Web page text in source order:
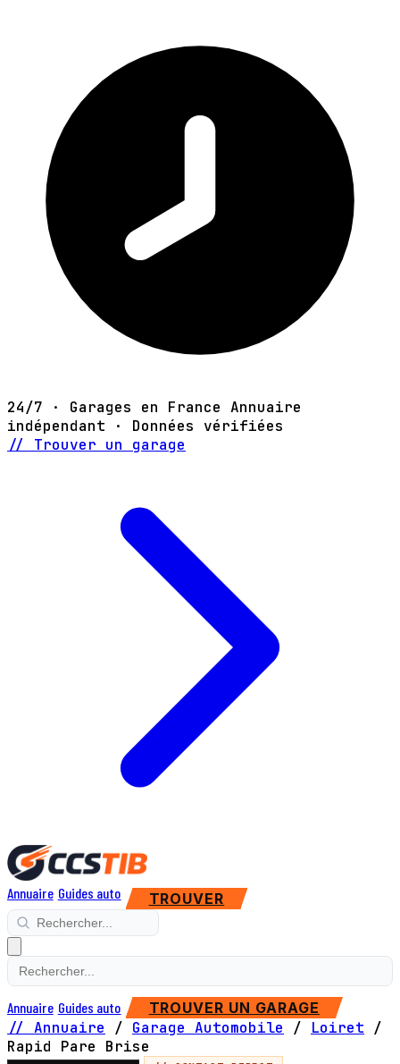
24/7 · Garages en France Annuaire
indépendant · Données vérifiées
// Trouver un garage
Annuaire Guides auto TROUVER
Annuaire Guides auto TROUVER UN GARAGE
// Annuaire / Garage Automobile / Loiret
/
Rapid Pare Brise